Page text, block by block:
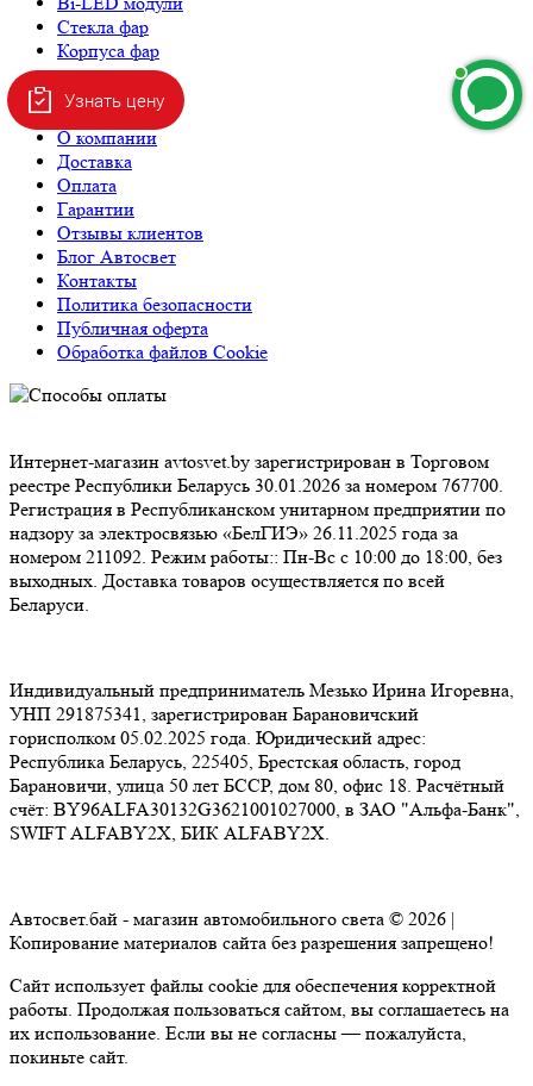
Стекла фар
Корпуса фар
Информация
О компании
Доставка
Оплата
Гарантии
Отзывы клиентов
Блог Автосвет
Контакты
Политика безопасности
Публичная оферта
Обработка файлов Cookie
Интернет-магазин avtosvet.by зарегистрирован в Торговом
реестре Республики Беларусь 30.01.2026 за номером 767700.
Регистрация в Республиканском унитарном предприятии по
надзору за электросвязью «БелГИЭ» 26.11.2025 года за
номером 211092. Режим работы:: Пн-Вс с 10:00 до 18:00, без
выходных. Доставка товаров осуществляется по всей
Беларуси.
Индивидуальный предприниматель Мезько Ирина Игоревна,
УНП 291875341, зарегистрирован Барановичский
горисполком 05.02.2025 года. Юридический адрес:
Республика Беларусь, 225405, Брестская область, город
Барановичи, улица 50 лет БССР, дом 80, офис 18. Расчётный
счёт: BY96ALFA30132G3621001027000, в ЗАО "Альфа-Банк",
SWIFT ALFABY2X, БИК ALFABY2X.
Автосвет.бай - магазин автомобильного света © 2026 |
Копирование материалов сайта без разрешения запрещено!
Сайт использует файлы cookie для обеспечения корректной
работы. Продолжая пользоваться сайтом, вы соглашаетесь на
их использование. Если вы не согласны — пожалуйста,
покиньте сайт.
Узнать цену